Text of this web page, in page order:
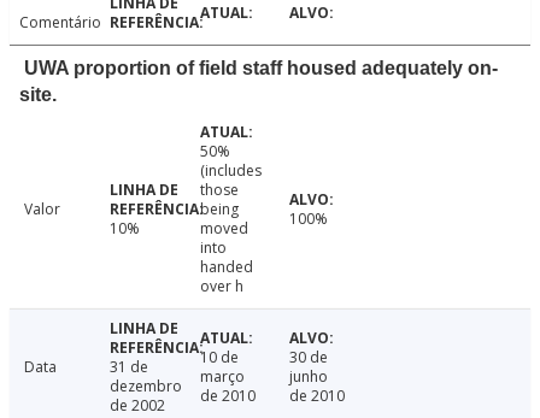
Comentário
UWA proportion of field staff housed adequately on-
site.
Valor
10%
50%
(includes
those
being
moved
into
handed
over h
100%
Data
31 de
dezembro
de 2002
10 de
março
de 2010
30 de
junho
de 2010